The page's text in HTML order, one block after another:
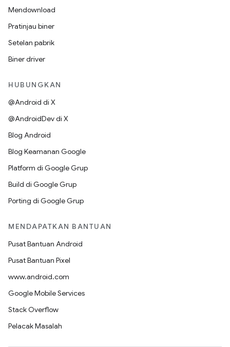
Mendownload
Pratinjau biner
Setelan pabrik
Biner driver
HUBUNGKAN
@Android di X
@AndroidDev di X
Blog Android
Blog Keamanan Google
Platform di Google Grup
Build di Google Grup
Porting di Google Grup
MENDAPATKAN BANTUAN
Pusat Bantuan Android
Pusat Bantuan Pixel
www.android.com
Google Mobile Services
Stack Overflow
Pelacak Masalah